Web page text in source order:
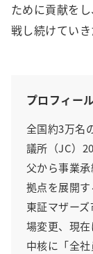
ために貢献を
戦し続けていき
プロフィー
全国約3万名
議所（JC）
父から事業
拠点を展開
東証マザー
場変更、現
中核に「全